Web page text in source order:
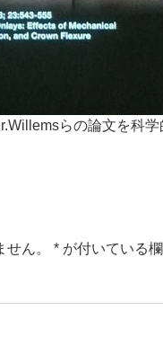
らの論文を科学
ん。 * が付いている